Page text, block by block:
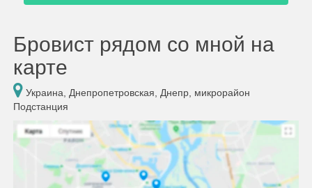
Бровист рядом со мной на
карте
Украина, Днепропетровская, Днепр, микрорайон
Подстанция